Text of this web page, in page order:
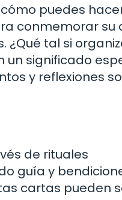
puedes
conmemorar su
¿Qué tal si
un significado
y reflexiones
de rituales
guía y
cartas pueden